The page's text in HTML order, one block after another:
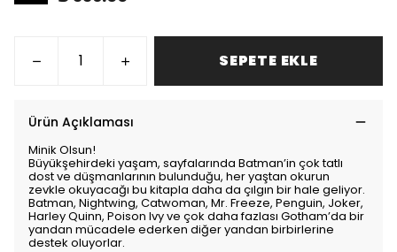
SEPETE EKLE
Ürün Açıklaması
Minik Olsun!
Büyükşehirdeki yaşam, sayfalarında Batman’in çok tatlı
dost ve düşmanlarının bulunduğu, her yaştan okurun
zevkle okuyacağı bu kitapla daha da çılgın bir hale geliyor.
Batman, Nightwing, Catwoman, Mr. Freeze, Penguin, Joker,
Harley Quinn, Poison Ivy ve çok daha fazlası Gotham’da bir
yandan mücadele ederken diğer yandan birbirlerine
destek oluyorlar.